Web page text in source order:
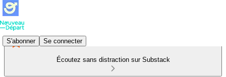
S'abonner Se connecter
Écoutez sans distraction sur Substack